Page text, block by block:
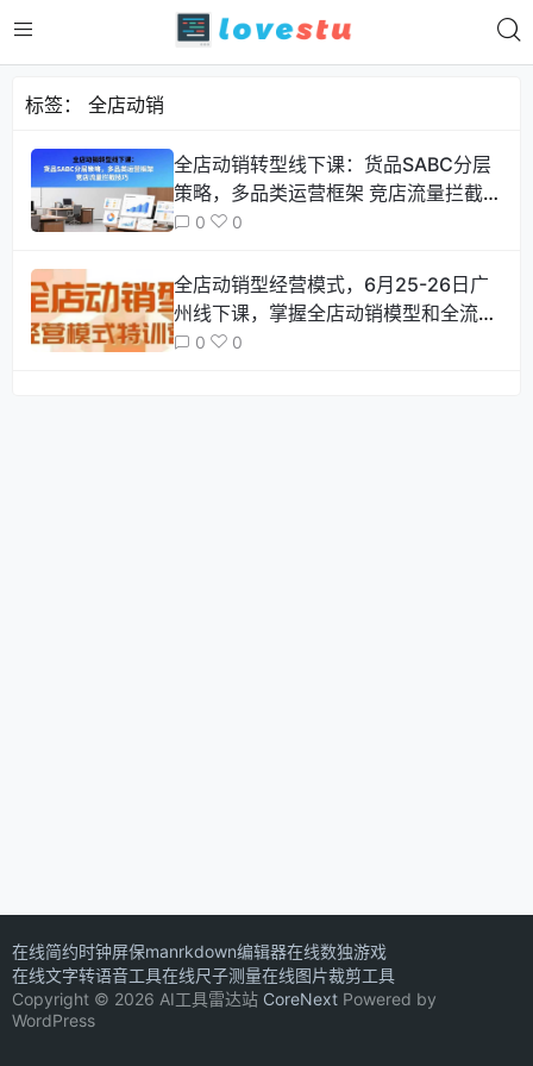
标签： 全店动销
全店动销转型线下课：货品SABC分层
策略，多品类运营框架 竞店流量拦截技
巧 0 0
全店动销型经营模式，6月25-26日广
州线下课，掌握全店动销模型和全流程
方法论
0 0
在线简约时钟屏保manrkdown编辑器在线数独游戏
在线文字转语音工具在线尺子测量在线图片裁剪工具
Copyright © 2026 AI工具雷达站 CoreNext Powered by
WordPress